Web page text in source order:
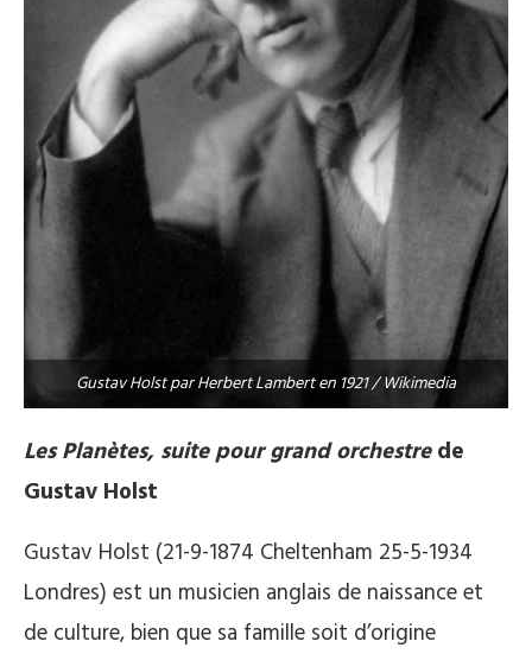
Gustav Holst par Herbert Lambert en 1921 / Wikimedia
Les Planètes, suite pour grand orchestrede
Gustav Holst
Gustav Holst (21-9-1874 Cheltenham 25-5-1934
Londres) est un musicien anglais de naissance et
de culture, bien que sa famille soit d’origine